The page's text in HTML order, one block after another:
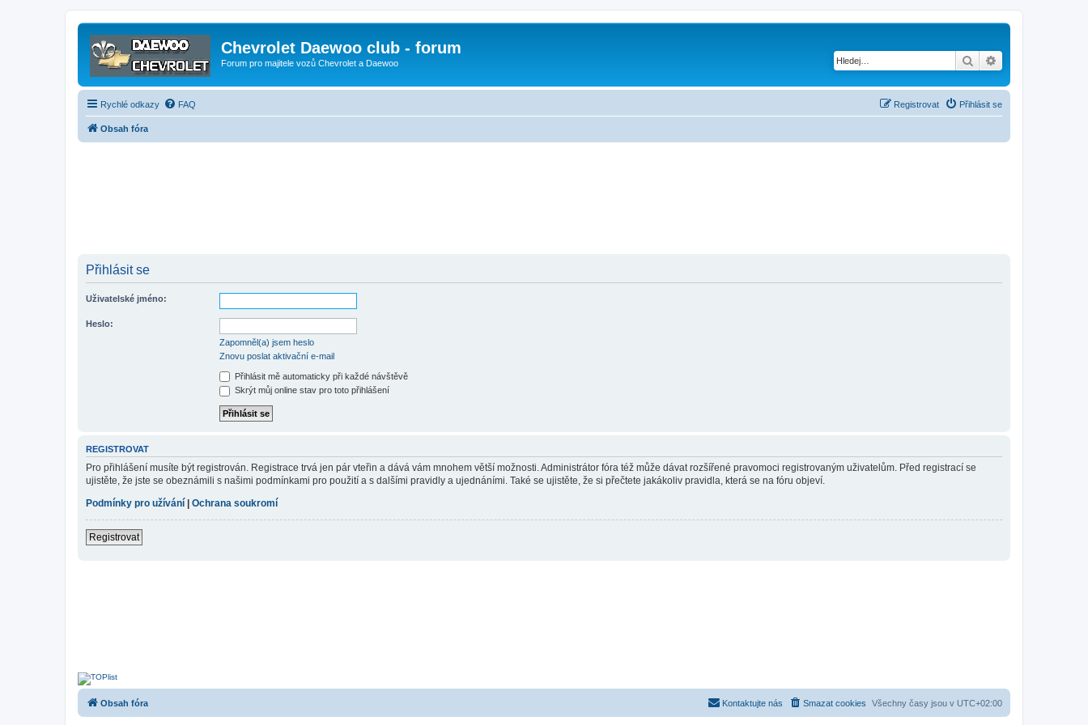
Chevrolet Daewoo club - forum
Forum pro majitele vozů Chevrolet a Daewoo Hledat
Rychlé odkazy FAQ Přihlásit se
Registrovat
Obsah fóra
Přihlásit se
Uživatelské jméno:
Heslo:
Zapomněl(a) jsem heslo
Znovu poslat aktivační e-mail
Přihlásit mě automaticky při každé návštěvě
Skrýt můj online stav pro toto přihlášení
REGISTROVAT
Pro přihlášení musíte být registrován. Registrace trvá jen pár vteřin a dává vám mnohem větší možnosti. Administrátor fóra též může dávat rozšířené pravomoci registrovaným uživatelům. Před registrací se
ujistěte, že jste se obeznámili s našimi podmínkami pro použití a s dalšími pravidly a ujednáními. Také se ujistěte, že si přečtete jakákoliv pravidla, která se na fóru objeví.
Podmínky pro užívání
Ochrana soukromí
Registrovat
Obsah fóra Všechny časy jsou v UTC+02:00
Smazat cookies
Kontaktujte nás